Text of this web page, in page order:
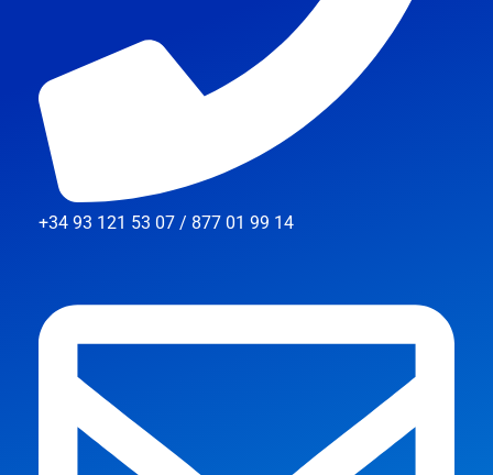
+34 93 121 53 07 / 877 01 99 14